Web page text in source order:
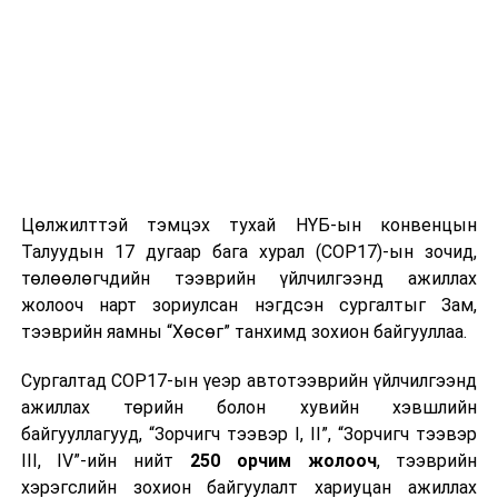
23-нд нутгийн хойд хэсгээр, 24-нд баруун, төв болон
зүүн аймгуудын нутгийн зарим газраар, 25-нд баруун
аймгуудын нутгийн хойд хэсэг, төв болон зүүн
аймгуудын нутгийн зарим газраар, 26-нд баруун
ихэнх нутаг, говийн аймгуудын нутгийн хойд хэсэг,
зүүн аймгуудын нутгийн зарим газраар бороо, дуу
цахилгаантай аадар бороо орно. Салхи ихэнх
хугацаанд секундэд 5-10 метр, говь, тал, хээрийн
нутгаар секундэд 12-14 метр хүрч, борооны өмнө түр
Цөлжилттэй тэмцэх тухай НҮБ-ын конвенцын
Талуудын 17 дугаар бага хурал (COP17)-ын зочид,
төлөөлөгчдийн тээврийн үйлчилгээнд ажиллах
жолооч нарт зориулсан нэгдсэн сургалтыг Зам,
тээврийн яамны “Хөсөг” танхимд зохион байгууллаа.
Сургалтад COP17-ын үеэр автотээврийн үйлчилгээнд
ажиллах төрийн болон хувийн хэвшлийн
байгууллагууд, “Зорчигч тээвэр I, II”, “Зорчигч тээвэр
III, IV”-ийн нийт 250 орчим жолооч, тээврийн
хэрэгслийн зохион байгуулалт хариуцан ажиллах